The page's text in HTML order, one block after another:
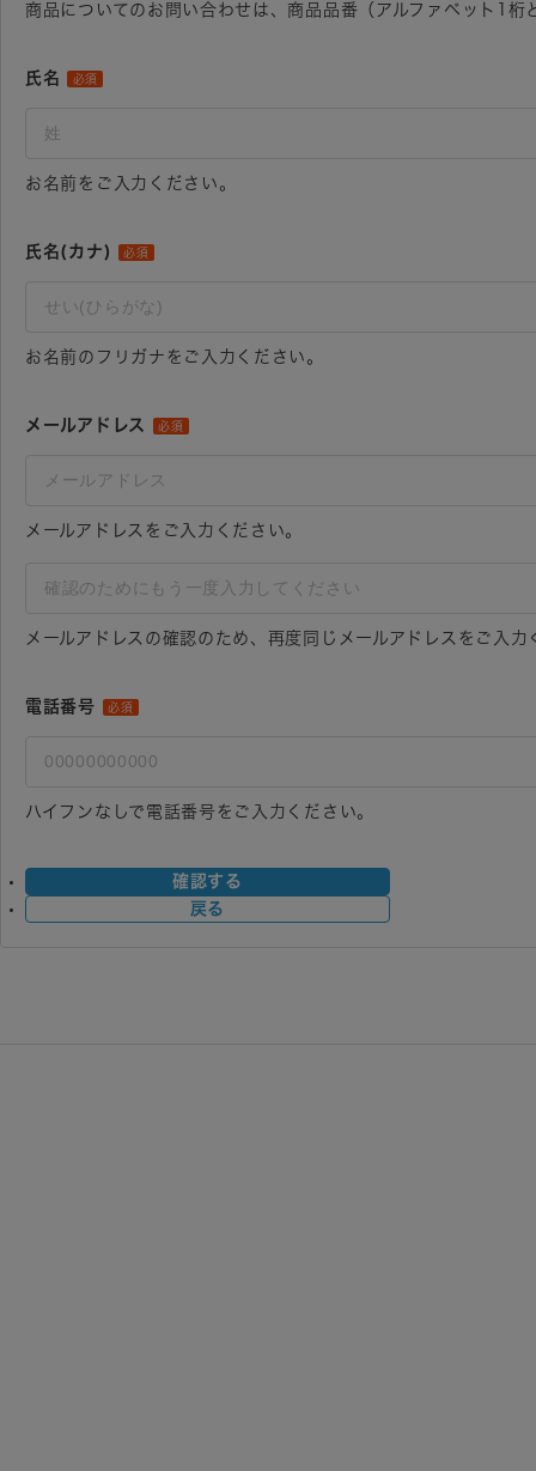
商品についてのお問い合わせは、商品品番（アルファベット1桁
氏名 必須
お名前をご入力ください。
氏名(カナ) 必須
お名前のフリガナをご入力ください。
メールアドレス 必須
メールアドレスをご入力ください。
メールアドレスの確認のため、再度同じメールアドレスをご入力
電話番号 必須
ハイフンなしで電話番号をご入力ください。
戻る
確認する